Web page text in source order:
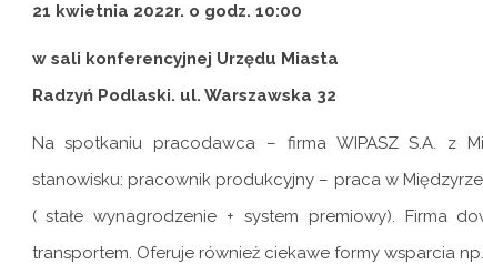
21 kwietnia 2022r. o godz. 10:00
w sali konferencyjnej Urzędu Miasta
Radzyń Podlaski. ul. Warszawska 32
Na spotkaniu pracodawca – firma WIPASZ S.A. z
stanowisku: pracownik produkcyjny – praca w
( stałe wynagrodzenie + system premiowy). Firma
transportem. Oferuje również ciekawe formy wsparcia